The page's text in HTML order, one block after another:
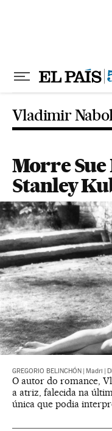
Vladimir
Morre Sue
Stanley
GREGORIO BELINCHÓN Madri
O autor do romance,
a atriz, falecida na
única que podia